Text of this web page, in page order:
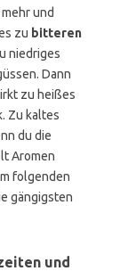
und
zu bitteren
niedriges
Dann
zu heißes
Zu kaltes
du die
Aromen
folgenden
gängigsten
und